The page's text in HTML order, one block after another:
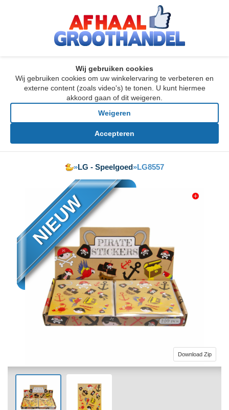
Wij gebruiken cookies
Wij gebruiken cookies om uw winkelervaring te verbeteren en
externe content (zoals video's) te tonen. U kunt hiermee
akkoord gaan of dit weigeren.
Weigeren
Accepteren
»LG - Speelgoed»LG8557
NIEUW
Download Zip